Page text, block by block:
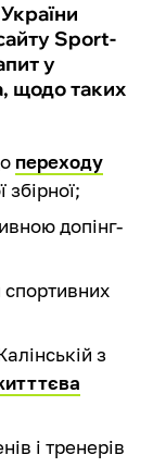
Sport-
у
щодо таких
переходу
збірної;
допінг-
з
і тренерів